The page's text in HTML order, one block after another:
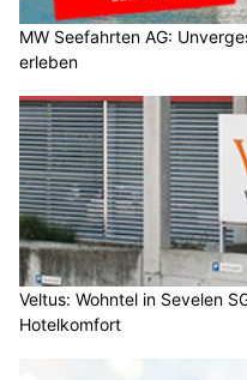
MW Seefahrten AG:
erleben
Veltus: Wohntel in Sevelen
Hotelkomfort